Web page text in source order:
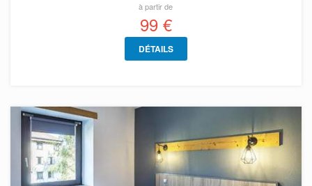
à partir de
99 €
DÉTAILS